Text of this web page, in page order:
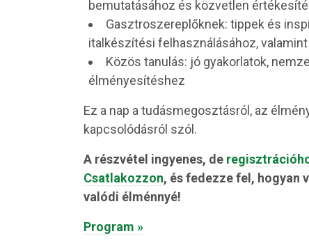
bemutatásához és közvetlen
Gasztroszereplőknek: tippek és
italkészítési felhasználásához,
Közös tanulás: jó gyakorlatok,
élményesítéshez
Ez a nap a tudásmegosztásról, az
kapcsolódásról szól.
A részvétel ingyenes, de
Csatlakozzon, és fedezze fel, hogyan
valódi élménnyé!
Program »